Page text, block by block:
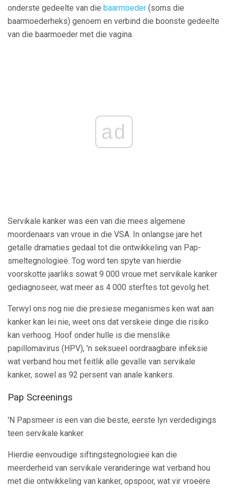
onderste gedeelte van die baarmoeder (soms die
baarmoederheks) genoem en verbind die boonste gedeelte
van die baarmoeder met die vagina.
ad
Servikale kanker was een van die mees algemene
moordenaars van vroue in die VSA. In onlangse jare het
getalle dramaties gedaal tot die ontwikkeling van Pap-
smeltegnologieë. Tog word ten spyte van hierdie
voorskotte jaarliks ​​sowat 9 000 vroue met servikale kanker
gediagnoseer, wat meer as 4 000 sterftes tot gevolg het.
Terwyl ons nog nie die presiese meganismes ken wat aan
kanker kan lei nie, weet ons dat verskeie dinge die risiko
kan verhoog. Hoof onder hulle is die menslike
papillomavirus (HPV), 'n seksueel oordraagbare infeksie
wat verband hou met feitlik alle gevalle van servikale
kanker, sowel as 92 persent van anale kankers.
Pap Screenings
'N Papsmeer is een van die beste, eerste lyn verdedigings
teen servikale kanker.
Hierdie eenvoudige siftingstegnologieë kan die
meerderheid van servikale veranderinge wat verband hou
met die ontwikkeling van kanker, opspoor, wat vir vroeëre